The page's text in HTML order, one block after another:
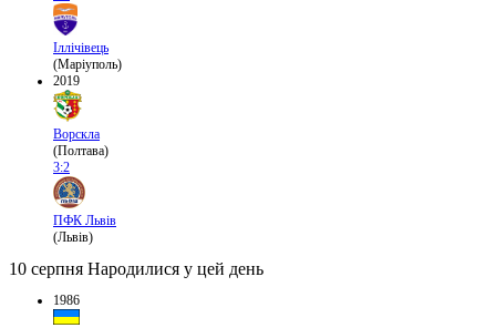
Іллічівець
(Маріуполь)
2019
Ворскла
(Полтава)
3:2
ПФК Львів
(Львів)
10 серпня Народилися у цей день
1986